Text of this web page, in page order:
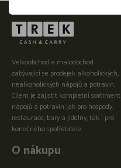
Velkoobchod a maloobchod
zabývající se prodejek alkoholických,
nealkoholických nápojů a potravin.
Cílem je zajistit kompletní sortiment
nápojů a potravin jak pro hospody,
restaurace, bary a jídelny, tak i pro
konečného spotřebitele.
O nákupu